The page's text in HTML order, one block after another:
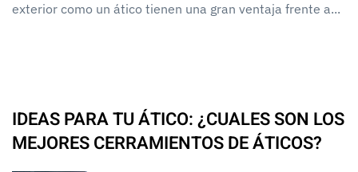
exterior como un ático tienen una gran ventaja frente a...
IDEAS PARA TU ÁTICO: ¿CUALES SON LOS
MEJORES CERRAMIENTOS DE ÁTICOS?